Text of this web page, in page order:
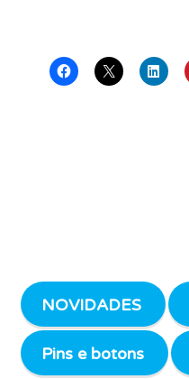
NOVIDADES
Pins e botons